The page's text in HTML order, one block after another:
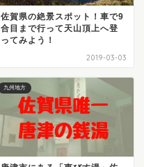
佐賀県の絶景スポット！車で9
合目まで行って天山頂上へ登
ってみよう！
2019-03-03
九州地方